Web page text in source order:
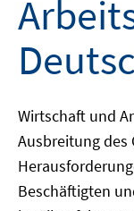
Wirtschaft und
Ausbreitung des
Beschäftigten